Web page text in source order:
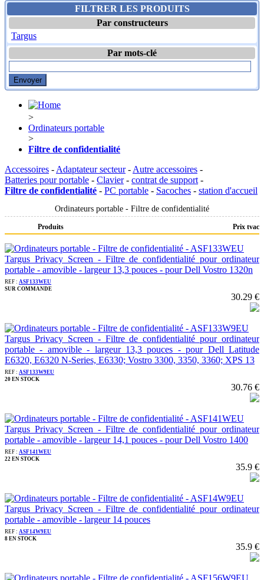
FILTRER LES PRODUITS
Par constructeurs
Targus
Par mots-clé
>
Ordinateurs portable
>
Filtre de confidentialité
Accessoires - Adaptateur secteur- Autre accessoires -
Batteries pour portable - Clavier- contrat de support -
Filtre de confidentialité - PC portable - Sacoches - station d'accueil
Ordinateurs portable - Filtre de confidentialité
Produits Prix tvac
Targus Privacy Screen - Filtre de confidentialité pour ordinateur
portable - amovible - largeur 13,3 pouces - pour Dell Vostro 1320n
REF : ASF133WEU
SUR COMMANDE
30.29 €
Targus Privacy Screen - Filtre de confidentialité pour ordinateur
portable - amovible - largeur 13,3 pouces - pour Dell Latitude
E6320, E6320 N-Series, E6330; Vostro 3300, 3350, 3360; XPS 13
REF : ASF133W9EU
20 EN STOCK
30.76 €
Targus Privacy Screen - Filtre de confidentialité pour ordinateur
portable - amovible - largeur 14,1 pouces - pour Dell Vostro 1400
REF : ASF141WEU
22 EN STOCK
35.9 €
Targus Privacy Screen - Filtre de confidentialité pour ordinateur
portable - amovible - largeur 14 pouces
REF : ASF14W9EU
8 EN STOCK
35.9 €